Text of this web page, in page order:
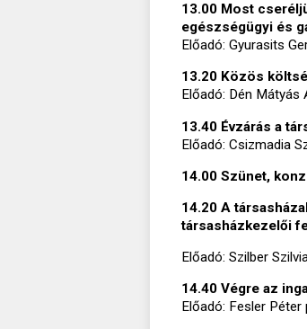
13.00 Most
egészségügyi és
Előadó: Gyurasits
13.20 Közös
Előadó: Dén
13.40 Évzárás a
Előadó: Csizmadia
14.00 Szünet,
14.20 A
társasházkezelői
Előadó: Szilber
14.40 Végre az
Előadó: Fesler